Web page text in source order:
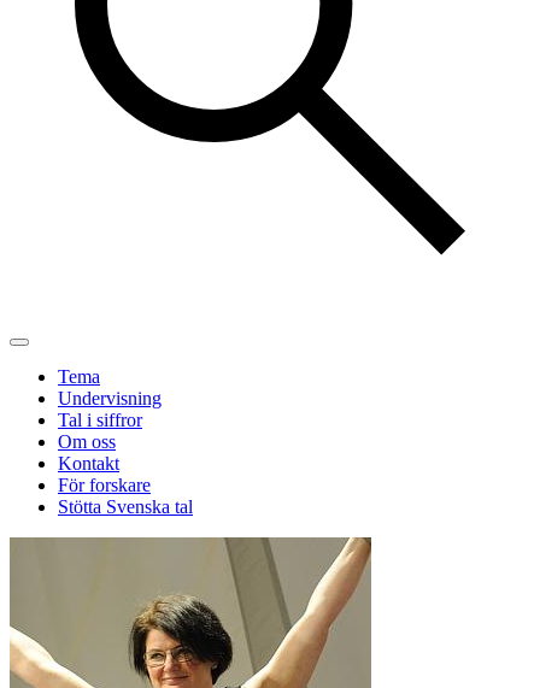
Tema
Undervisning
Tal i siffror
Om oss
Kontakt
För forskare
Stötta Svenska tal